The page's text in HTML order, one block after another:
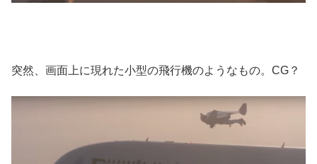
突然、画面上に現れた小型の飛行機のようなもの。CG？